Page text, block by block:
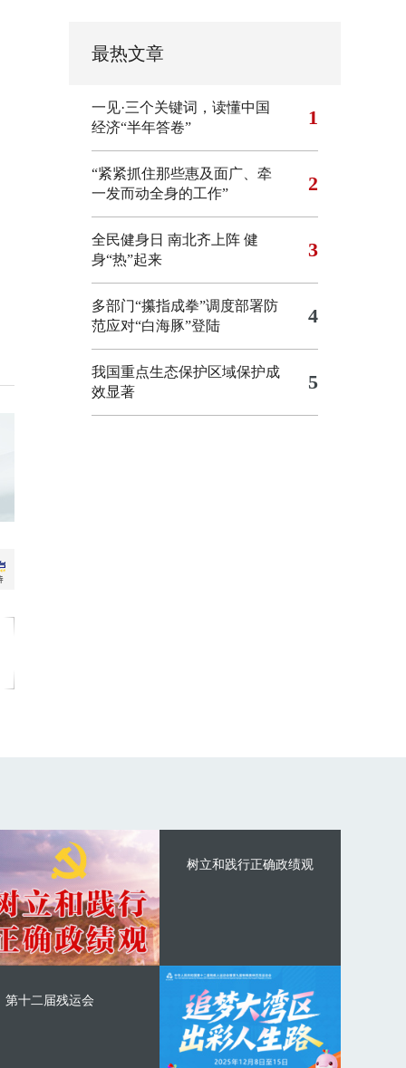
最热文章
一见·三个关键词，读懂中国
经济“半年答卷”
1
“紧紧抓住那些惠及面广、牵
一发而动全身的工作”
2
全民健身日 南北齐上阵 健
身“热”起来
3
多部门“攥指成拳”调度部署防
范应对“白海豚”登陆
4
我国重点生态保护区域保护成
效显著
5
树立和践行正确政绩观
第十二届残运会